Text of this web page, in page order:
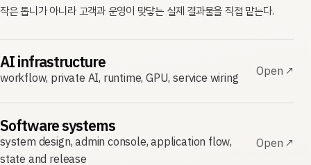
작은 톱니가 아니라 고객과 운영이 맞닿는 실제 결과물을 직접 맡는다.
AI infrastructure
workflow, private AI, runtime, GPU, service wiring Open ↗
Software systems
system design, admin console, application flow,
state and release
Open ↗